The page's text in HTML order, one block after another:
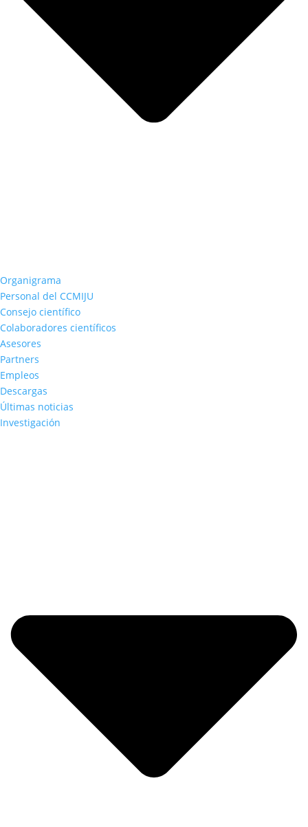
Organigrama
Personal del CCMIJU
Consejo científico
Colaboradores científicos
Asesores
Partners
Empleos
Descargas
Últimas noticias
Investigación